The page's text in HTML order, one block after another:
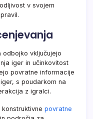
v svojem
odbojko vključujejo
iger in učinkovitost
povratne informacije
s poudarkom na
z igralci.
povratne